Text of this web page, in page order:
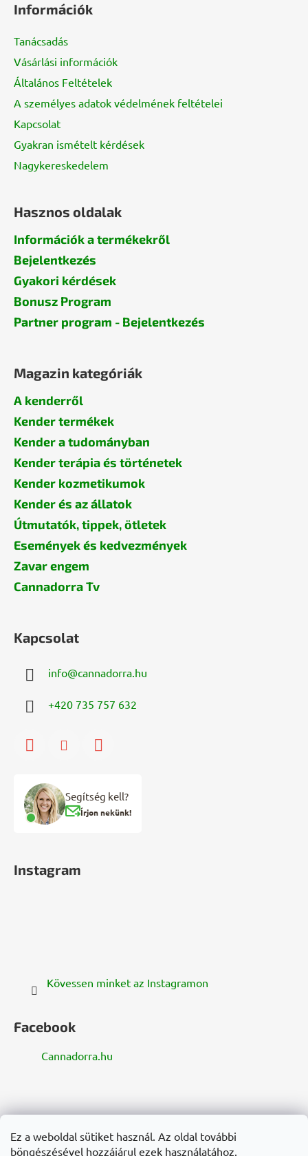
Ez a weboldal sütiket használ. Az oldal további
böngészésével hozzájárul ezek használatához.
Információk
Tanácsadás
Vásárlási információk
Általános Feltételek
A személyes adatok védelmének feltételei
Kapcsolat
Gyakran ismételt kérdések
Nagykereskedelem
Hasznos oldalak
Információk a termékekről
Bejelentkezés
Gyakori kérdések
Bonusz Program
Partner program - Bejelentkezés
Magazin kategóriák
A kenderről
Kender termékek
Kender a tudományban
Kender terápia és történetek
Kender kozmetikumok
Kender és az állatok
Útmutatók, tippek, ötletek
Események és kedvezmények
Zavar engem
Cannadorra Tv
Kapcsolat
info@cannadorra.hu
+420 735 757 632
Segítség kell?
Írjon nekünk!
Instagram
Kövessen minket az Instagramon
Facebook
Cannadorra.hu
zelenazeme.cz zelenazeme.sk cannadorra.com
hanf-gesundheit.de
cannadorra.fr cannadorra.it